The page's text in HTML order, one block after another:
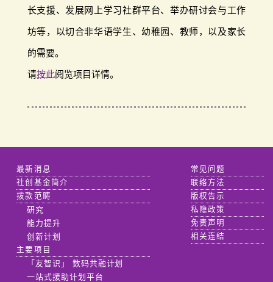
长支援、发展网上学习社群平台、举办研讨会与工作
坊等，以切合非华语学生、幼稚园、教师，以及家长
的需要。
请按此阅览项目详情。
最新消息
社创基金简介
拨款范畴
研究
能力提升
创新计划
主要项目
「友智识」 数码共融计划
一站式援助计划平台
常见问题
联络方法
版权告示
私隐政策
免责声明
相关连结